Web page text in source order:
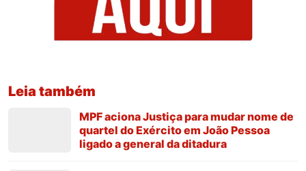
Leia também
MPF aciona Justiça para mudar nome de
quartel do Exército em João Pessoa
ligado a general da ditadura